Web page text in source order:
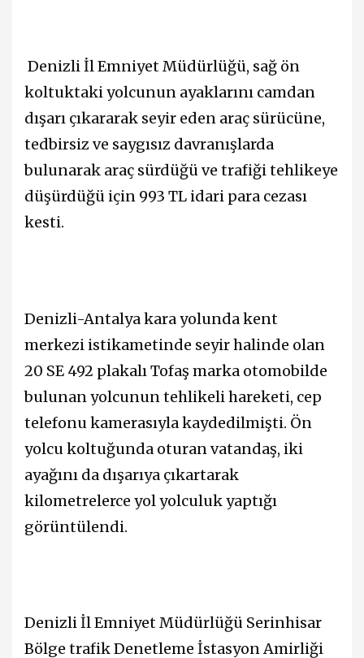
Denizli İl Emniyet Müdürlüğü, sağ ön
koltuktaki yolcunun ayaklarını camdan
dışarı çıkararak seyir eden araç sürücüne,
tedbirsiz ve saygısız davranışlarda
bulunarak araç sürdüğü ve trafiği tehlikeye
düşürdüğü için 993 TL idari para cezası
kesti.
Denizli-Antalya kara yolunda kent
merkezi istikametinde seyir halinde olan
20 SE 492 plakalı Tofaş marka otomobilde
bulunan yolcunun tehlikeli hareketi, cep
telefonu kamerasıyla kaydedilmişti. Ön
yolcu koltuğunda oturan vatandaş, iki
ayağını da dışarıya çıkartarak
kilometrelerce yol yolculuk yaptığı
görüntülendi.
Denizli İl Emniyet Müdürlüğü Serinhisar
Bölge trafik Denetleme İstasyon Amirliği